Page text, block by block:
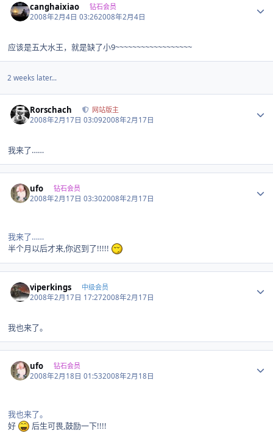
canghaixiao 钻石会员
2008年2月4日 03:262008年2月4日
应该是五大水王，就是缺了小9~~~~~~~~~~~~~~~~~~
2 weeks later...
Rorschach 网站版主
2008年2月17日 03:092008年2月17日
我来了……
ufo 钻石会员
2008年2月17日 03:302008年2月17日
我来了……
半个月以后才来,你迟到了!!!!!
viperkings 中级会员
2008年2月17日 17:272008年2月17日
我也来了。
ufo 钻石会员
2008年2月18日 01:532008年2月18日
我也来了。
好
后生可畏,鼓励一下!!!!